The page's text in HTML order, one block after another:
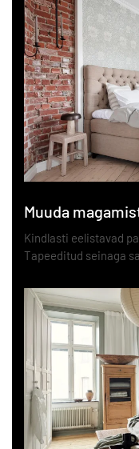
Muuda
Kindlasti eelistavad
Tapeeditud seinaga